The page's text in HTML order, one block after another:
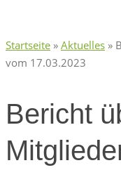
Startseite » Aktuelles »
vom 17.03.2023
Bericht